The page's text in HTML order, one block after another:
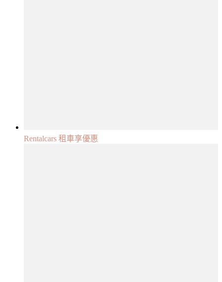
Rentalcars 租車享優惠